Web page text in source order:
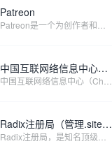
Patreon
中国互联网络信息中心（CNNIC）
Radix注册局（管理.site、.online等顶级域名）